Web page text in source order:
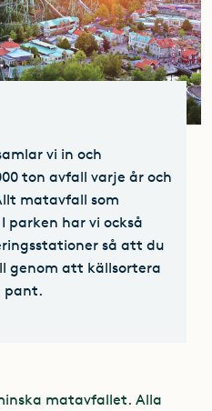
vi in och
ton avfall varje år och
matavfall som
parken har vi också
så att du
genom att källsortera
pant.
matavfallet. Alla